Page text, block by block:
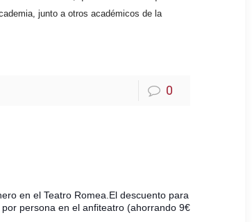
junto a otros académicos de la
0
en el Teatro Romea. El descuento para
persona en el anfiteatro (ahorrando 9€